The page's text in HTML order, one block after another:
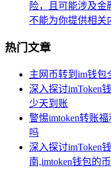
险，且可能涉及
不能为你提供相关
热门文章
主网币转到im钱包
深入探讨imToken
少天到账
警惕imtoken转账
吗
深入探讨imToken
南,imtoken钱包的